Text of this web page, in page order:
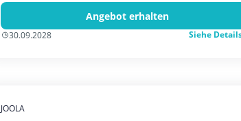
Angebot erhalten
30.09.2028 Siehe
JOOLA